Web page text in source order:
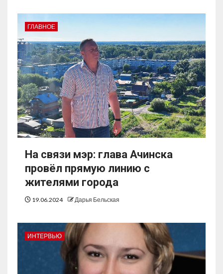
ГЛАВНОЕ
На связи мэр: глава Ачинска
провёл прямую линию с
жителями города
19.06.2024 Дарья Бельская
ИНТЕРВЬЮ